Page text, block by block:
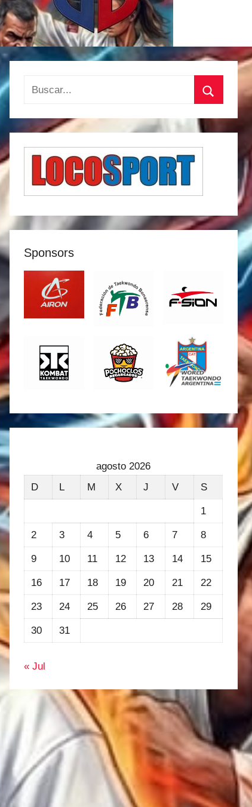
Buscar:
Buscar
Sponsors
agosto 2026
D
L M X J V S
1
2 3 4 5 6 7 8
9 10 11 12 13 14 15
16 17 18 19 20 21 22
23 24 25 26 27 28 29
30 31
« Jul